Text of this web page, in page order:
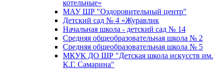
котельные»
МАУ ШР "Оздоровительный центр"
Детский сад № 4 «Журавлик
Начальная школа - детский сад № 14
Средняя общеобразовательная школа № 2
Средняя общеобразовательная школа № 5
МКУК ДО ШР "Детская школа искусств им.
К.Г. Самарина"